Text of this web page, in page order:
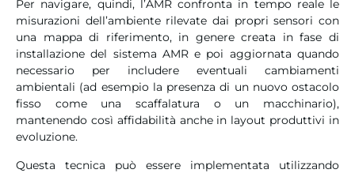
Per navigare, quindi, l’AMR confronta in tempo reale le
misurazioni dell’ambiente rilevate dai propri sensori con
una mappa di riferimento, in genere creata in fase di
installazione del sistema AMR e poi aggiornata quando
necessario per includere eventuali cambiamenti
ambientali (ad esempio la presenza di un nuovo ostacolo
fisso come una scaffalatura o un macchinario),
mantenendo così affidabilità anche in layout produttivi in
evoluzione.
Questa tecnica può essere implementata utilizzando